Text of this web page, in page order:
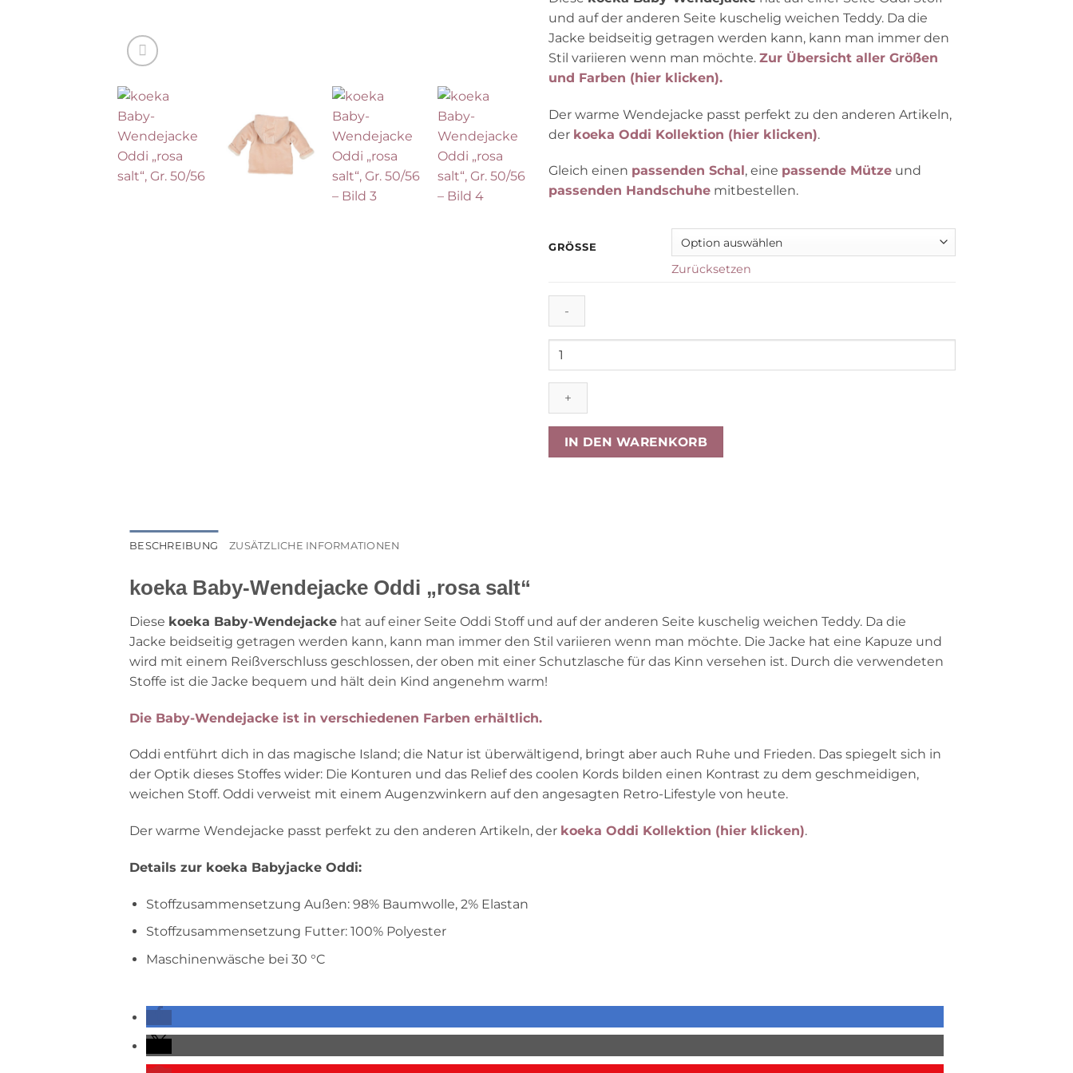
und auf der anderen Seite kuschelig weichen Teddy. Da die
Jacke beidseitig getragen werden kann, kann man immer den
Stil variieren wenn man möchte. Zur Übersicht aller Größen
und Farben (hier klicken).
Der warme Wendejacke passt perfekt zu den anderen Artikeln,
der koeka Oddi Kollektion (hier klicken).
Gleich einen passenden Schal , eine passende Mütze und
passenden Handschuhe mitbestellen.
GRÖSSE
Zurücksetzen
koeka
Wendejacke
Oddi
salt“,
Gr.
IN DEN WARENKORB
BESCHREIBUNG ZUSÄTZLICHE INFORMATIONEN
koeka Baby-Wendejacke Oddi „rosa salt“
Diese koeka Baby-Wendejacke hat auf einer Seite Oddi Stoff und auf der anderen Seite kuschelig weichen Teddy. Da die
Jacke beidseitig getragen werden kann, kann man immer den Stil variieren wenn man möchte. Die Jacke hat eine Kapuze und
wird mit einem Reißverschluss geschlossen, der oben mit einer Schutzlasche für das Kinn versehen ist. Durch die verwendeten
Stoffe ist die Jacke bequem und hält dein Kind angenehm warm!
Die Baby-Wendejacke ist in verschiedenen Farben erhältlich.
Oddi entführt dich in das magische Island; die Natur ist überwältigend, bringt aber auch Ruhe und Frieden. Das spiegelt sich in
der Optik dieses Stoffes wider: Die Konturen und das Relief des coolen Kords bilden einen Kontrast zu dem geschmeidigen,
weichen Stoff. Oddi verweist mit einem Augenzwinkern auf den angesagten Retro-Lifestyle von heute.
Der warme Wendejacke passt perfekt zu den anderen Artikeln, der koeka Oddi Kollektion (hier klicken).
Details zur koeka Babyjacke Oddi:
Stoffzusammensetzung Außen: 98% Baumwolle, 2% Elastan
Stoffzusammensetzung Futter: 100% Polyester
Maschinenwäsche bei 30 °C